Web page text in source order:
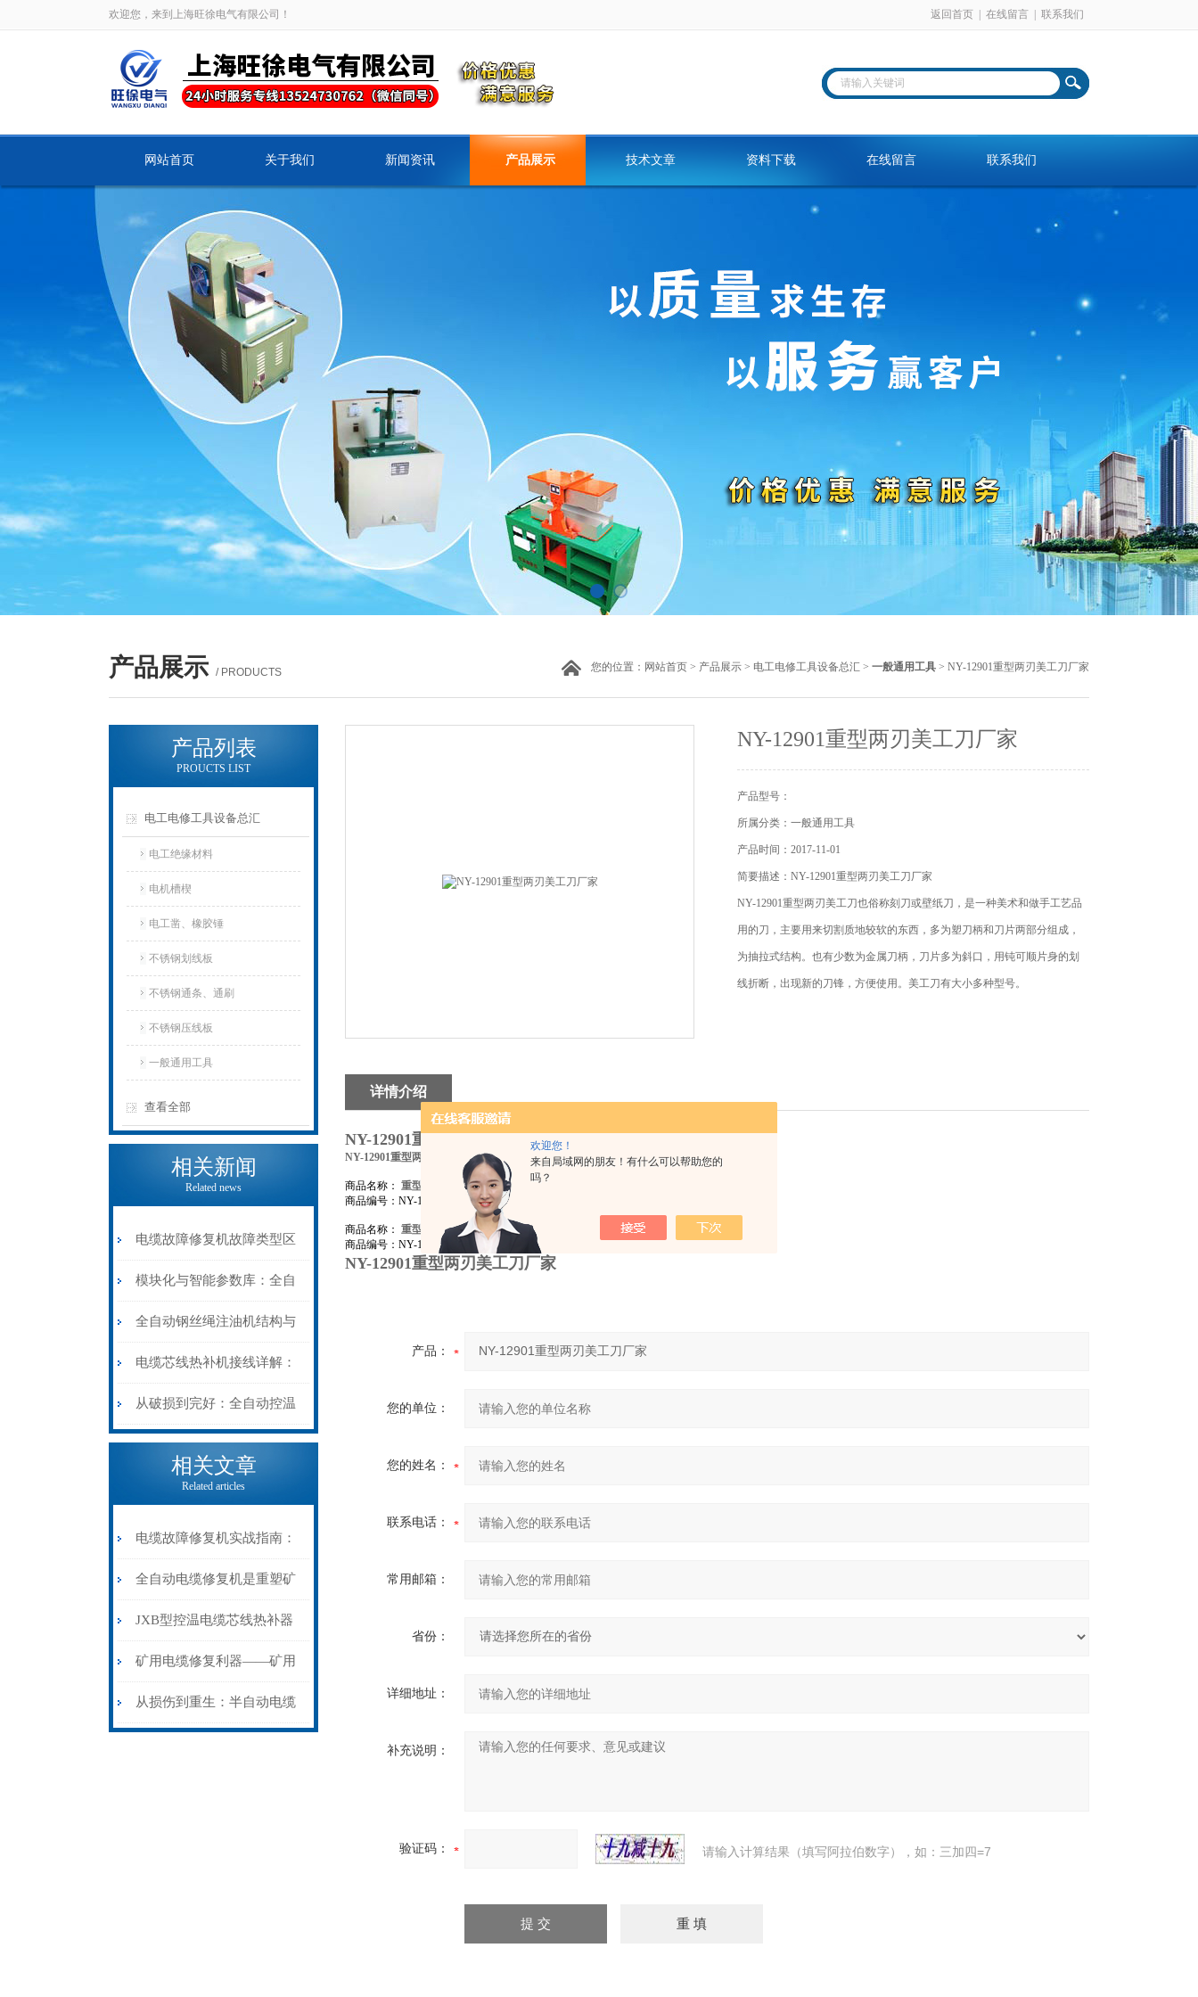
欢迎您！
来自局域网的朋友！有什么可以帮助您的
吗？
欢迎您，来到上海旺徐电气有限公司！ 返回首页 在线留言 联系我们
网站首页 关于我们 新闻资讯 产品展示 技术文章 资料下载 在线留言 联系我们
产品展示 / PRODUCTS 您的位置： 网站首页 > 产品展示 > 电工电修工具设备总汇 > 一般通用工具 > NY-12901重型两刃美工刀厂家
产品列表
PROUCTS LIST
电工电修工具设备总汇
电工绝缘材料
电机槽楔
电工凿、橡胶锤
不锈钢划线板
不锈钢通条、通刷
不锈钢压线板
一般通用工具
查看全部
相关新闻
Related news
电缆故障修复机故障类型区
分指南：从“绝缘电
阻”到“波形特征”的精准诊
断逻辑
模块化与智能参数库：全自
动电缆修复机的快速换型逻
辑
全自动钢丝绳注油机结构与
工作原理：揭秘高效润滑的
机械密码
电缆芯线热补机接线详解：
从入门到精通
从破损到完好：全自动控温
电缆热补机的核心价值
相关文章
Related articles
电缆故障修复机实战指南：
从“盲测”到“精确定点”的三
步作业法
全自动电缆修复机是重塑矿
山电力动脉的“智能外科医
生”
JXB型控温电缆芯线热补器
安装与接线：精准修复的工
艺基石
矿用电缆修复利器——矿用
电缆热补机智能控温，安全
从损伤到重生：半自动电缆
NY-12901重型两刃美工刀厂家
产品型号：
所属分类：一般通用工具
产品时间：2017-11-01
简要描述：NY-12901重型两刃美工刀厂家
NY-12901重型两刃美工刀也俗称刻刀或壁纸刀，是一种美术和做手工艺品
用的刀，主要用来切割质地较软的东西，多为塑刀柄和刀片两部分组成，
为抽拉式结构。也有少数为金属刀柄，刀片多为斜口，用钝可顺片身的划
线折断，出现新的刀锋，方便使用。美工刀有大小多种型号。
详情介绍
NY-12901重型两刃美工刀厂家
NY-12901重型两刃美工刀
商品名称： 重型两刃美工刀
商品编号：NY-12901
商品名称： 重型两刃美工刀
商品编号：NY-12901
NY-12901重型两刃美工刀厂家
产品：
您的单位：
您的姓名：
联系电话：
常用邮箱：
省份：
详细地址：
补充说明：
验证码： 请输入计算结果（填写阿拉伯数字），如：三加四=7